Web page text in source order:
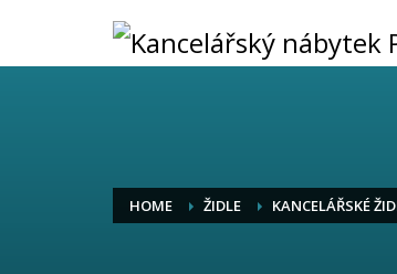
HOME ŽIDLE KANCELÁŘSKÉ